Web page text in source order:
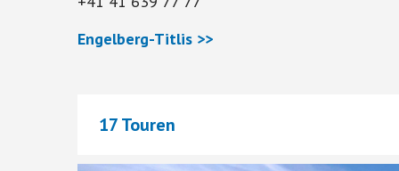
Engelberg-Titlis >>
17 Touren